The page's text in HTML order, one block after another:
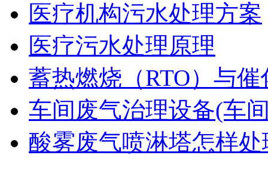
医疗机构污水处理方案
医疗污水处理原理
蓄热燃烧（RTO）与
车间废气治理设备(车
酸雾废气喷淋塔怎样处